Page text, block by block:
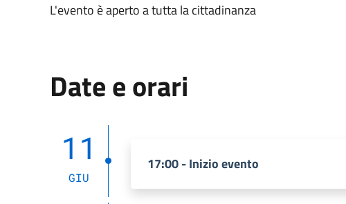
L'evento è aperto a tutta la cittadinanza
Date e orari
11
GIU
17:00 - Inizio evento